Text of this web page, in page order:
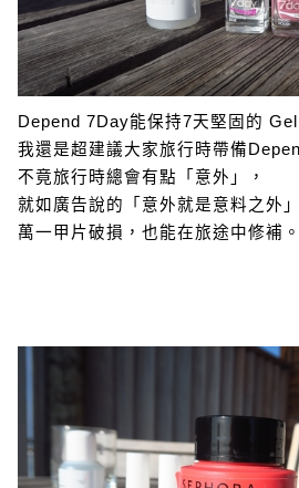
Depend 7Day能保持7天堅固的 Gel
我還是超建議大家旅行時帶備
不竟旅行時總會有點「意外」，
就如廣告說的「意外就是意料之外」
萬一甲片破損，也能在旅途中修補。